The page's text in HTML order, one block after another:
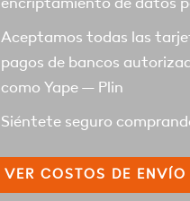
Aceptamos todas las
pagos de bancos
como Yape – Plin
Siéntete seguro
VER COSTOS DE ENVÍO